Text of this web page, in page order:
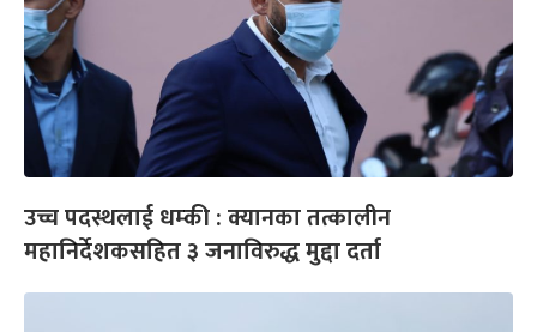
उच्च पदस्थलाई धम्की : क्यानका तत्कालीन
महानिर्देशकसहित ३ जनाविरुद्ध मुद्दा दर्ता